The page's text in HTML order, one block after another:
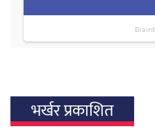
भर्खर प्रकाशित